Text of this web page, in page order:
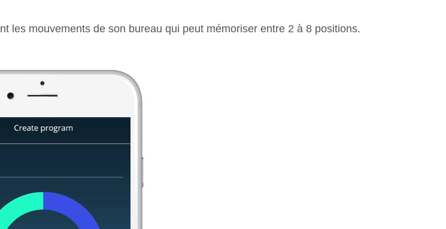
les mouvements de son bureau qui peut mémoriser entre 2 à 8 positions.